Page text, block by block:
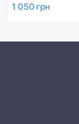
1 050 грн